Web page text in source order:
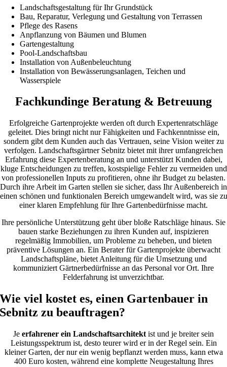
Landschaftsgestaltung für Ihr Grundstück
Bau, Reparatur, Verlegung und Gestaltung von Terrassen
Pflege des Rasens
Anpflanzung von Bäumen und Blumen
Gartengestaltung
Pool-Landschaftsbau
Installation von Außenbeleuchtung
Installation von Bewässerungsanlagen, Teichen und
Wasserspiele
Fachkundinge Beratung & Betreuung
Erfolgreiche Gartenprojekte werden oft durch Expertenratschläge
geleitet. Dies bringt nicht nur Fähigkeiten und Fachkenntnisse ein,
sondern gibt dem Kunden auch das Vertrauen, seine Vision weiter zu
verfolgen. Landschaftsgärtner Sebnitz bietet mit ihrer umfangreichen
Erfahrung diese Expertenberatung an und unterstützt Kunden dabei,
kluge Entscheidungen zu treffen, kostspielige Fehler zu vermeiden und
von professionellen Inputs zu profitieren, ohne ihr Budget zu belasten.
Durch ihre Arbeit im Garten stellen sie sicher, dass Ihr Außenbereich in
einen schönen und funktionalen Bereich umgewandelt wird, was sie zu
einer klaren Empfehlung für Ihre Gartenbedürfnisse macht.
Ihre persönliche Unterstützung geht über bloße Ratschläge hinaus. Sie
bauen starke Beziehungen zu ihren Kunden auf, inspizieren
regelmäßig Immobilien, um Probleme zu beheben, und bieten
präventive Lösungen an. Ein Berater für Gartenprojekte überwacht
Landschaftspläne, bietet Anleitung für die Umsetzung und
kommuniziert Gärtnerbedürfnisse an das Personal vor Ort. Ihre
Felderfahrung ist unverzichtbar.
Wie viel kostet es, einen Gartenbauer in
Sebnitz zu beauftragen?
Je erfahrener ein Landschaftsarchitekt ist und je breiter sein
Leistungsspektrum ist, desto teurer wird er in der Regel sein. Ein
kleiner Garten, der nur ein wenig bepflanzt werden muss, kann etwa
400 Euro kosten, während eine komplette Neugestaltung Ihres